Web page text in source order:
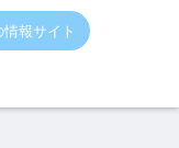
報サイト